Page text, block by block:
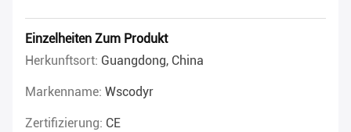
Einzelheiten Zum Produkt
Herkunftsort: Guangdong, China
Markenname: Wscodyr
Zertifizierung: CE